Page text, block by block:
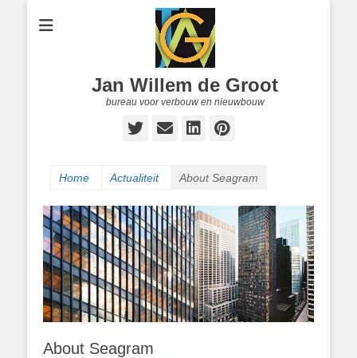
Jan Willem de Groot
bureau voor verbouw en nieuwbouw
Twitter
E-
LinkedIn
Pinterest
Home Actualiteit About Seagram
About Seagram